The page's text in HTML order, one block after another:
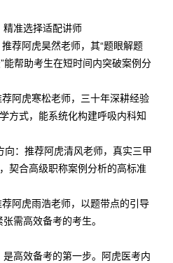
准选择适配讲师
荐阿虎昊然老师，其“题眼解题
能帮助考生在短时间内突破案例分
阿虎寒松老师，三十年深耕经验
方式，能系统化构建呼吸内科知
向：推荐阿虎清风老师，真实三甲
契合高级职称案例分析的高标准
阿虎雨浩老师，以题带点的引导
需高效备考的考生。
高效备考的第一步。阿虎医考内